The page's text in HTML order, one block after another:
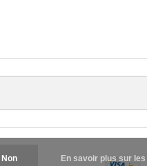
Non En savoir plus sur